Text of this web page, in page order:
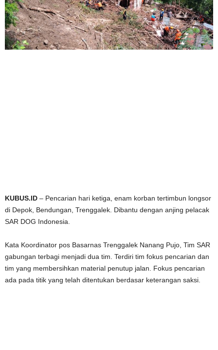
KUBUS.ID – Pencarian hari ketiga, enam korban tertimbun longsor
di Depok, Bendungan, Trenggalek. Dibantu dengan anjing pelacak
SAR DOG Indonesia.
Kata Koordinator pos Basarnas Trenggalek Nanang Pujo, Tim SAR
gabungan terbagi menjadi dua tim. Terdiri tim fokus pencarian dan
tim yang membersihkan material penutup jalan. Fokus pencarian
ada pada titik yang telah ditentukan berdasar keterangan saksi.